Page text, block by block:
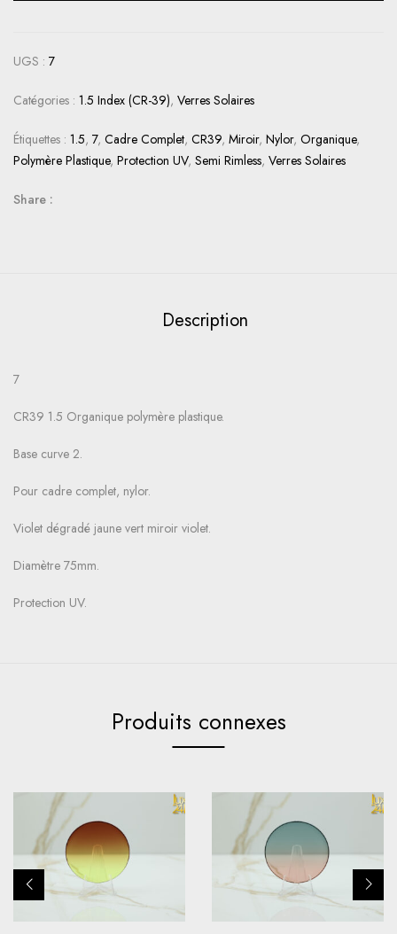
UGS : 7
Catégories : 1.5 Index (CR-39), Verres Solaires
Étiquettes : 1.5, 7, Cadre Complet, CR39, Miroir, Nylor, Organique,
Polymère Plastique, Protection UV, Semi Rimless, Verres Solaires
Share :
Description
7
CR39 1.5 Organique polymère plastique.
Base curve 2.
Pour cadre complet, nylor.
Violet dégradé jaune vert miroir violet.
Diamètre 75mm.
Protection UV.
Produits connexes